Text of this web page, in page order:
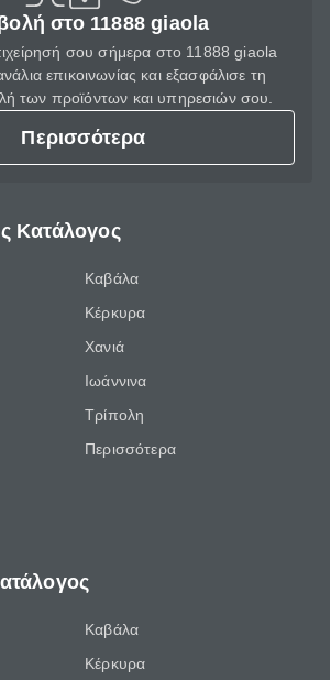
στο 11888 giaola
σου σήμερα στο 11888 giaola
επικοινωνίας και εξασφάλισε τη
των προϊόντων και υπηρεσιών σου.
Περισσότερα
Κατάλογος
Καβάλα
Κέρκυρα
Χανιά
Ιωάννινα
Τρίπολη
Περισσότερα
Καβάλα
Κέρκυρα